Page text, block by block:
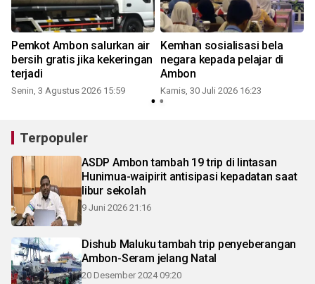
Pemkot Ambon salurkan air
bersih gratis jika kekeringan
terjadi
Senin, 3 Agustus 2026 15:59
Kemhan sosialisasi bela
negara kepada pelajar di
Ambon
Kamis, 30 Juli 2026 16:23
Terpopuler
ASDP Ambon tambah 19 trip di lintasan
Hunimua-waipirit antisipasi kepadatan saat
libur sekolah
9 Juni 2026 21:16
Dishub Maluku tambah trip penyeberangan
Ambon-Seram jelang Natal
20 Desember 2024 09:20